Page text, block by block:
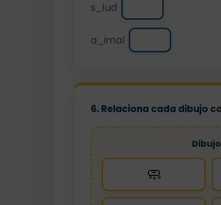
s_lud
a_imal
6. Relaciona cada dibujo
🧼